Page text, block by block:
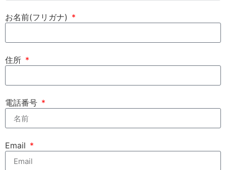
お名前(フリガナ)
住所
電話番号
Email